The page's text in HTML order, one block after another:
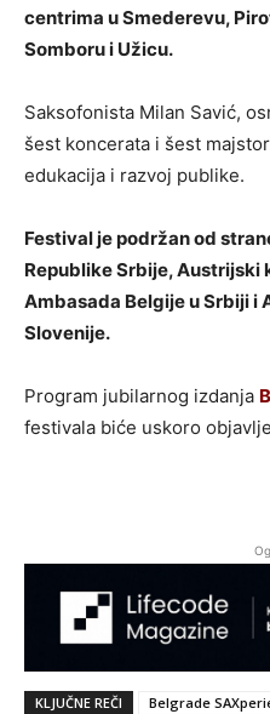
centrima u Smederevu,
Somboru i Užicu.
Saksofonista Milan Savić,
šest koncerata i šest
edukacija i razvoj publike.
Festival je podržan od
Republike Srbije, Austrijski
Ambasada Belgije u Srbiji i
Slovenije.
Program jubilarnog izdanja
festivala biće uskoro
KLJUČNE REČI Belgrade